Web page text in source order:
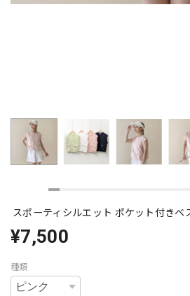
スポーティシルエット ポケット付きベ
¥7,500
種類